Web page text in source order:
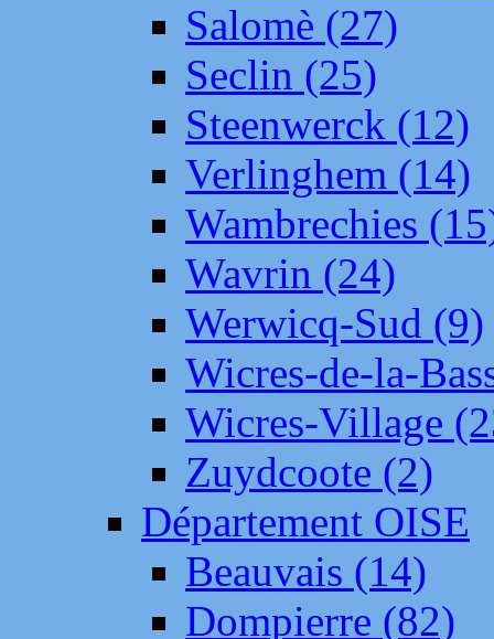
Salomè (27)
Seclin (25)
Steenwerck (12)
Verlinghem (14)
Wambrechies
Wavrin (24)
Werwicq-Sud (9)
Wicres-de-la-
Wicres-Village
Zuydcoote (2)
Département OISE
Beauvais (14)
Dompierre (82)